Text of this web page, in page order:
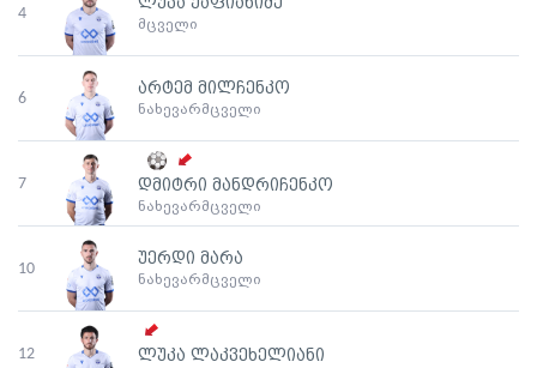
4
ლუკა ქაფიანიძე
მცველი
6
არტემ მილჩენკო
ნახევარმცველი
7 დმიტრი მანდრიჩენკო
ნახევარმცველი
10
უერდი მარა
ნახევარმცველი
12 ლუკა ლაკვეხელიანი